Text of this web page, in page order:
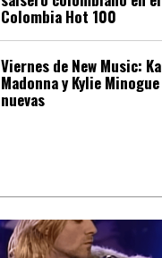
Colombia Hot 100
Viernes de New Music:
Madonna y Kylie
nuevas